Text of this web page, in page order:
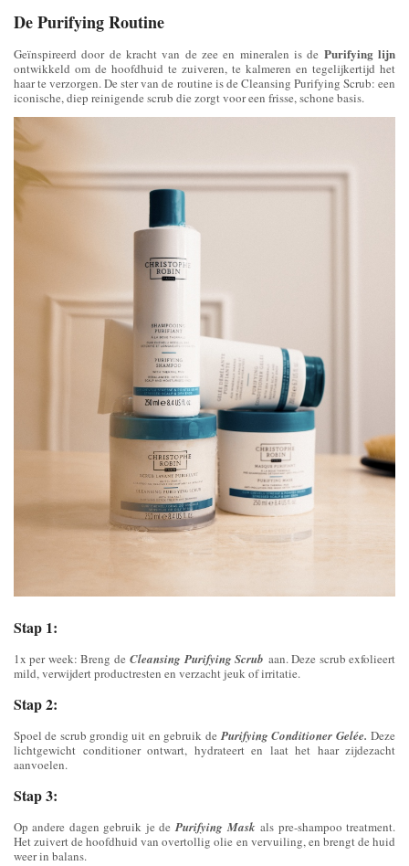
De Purifying Routine
Geïnspireerd door de kracht van de zee en mineralen is de Purifying lijn
ontwikkeld om de hoofdhuid te zuiveren, te kalmeren en tegelijkertijd het
haar te verzorgen. De ster van de routine is de Cleansing Purifying Scrub: een
iconische, diep reinigende scrub die zorgt voor een frisse, schone basis.
Stap 1:
1x per week: Breng deCleansing Purifying Scrub aan. Deze scrub exfolieert
mild, verwijdert productresten en verzacht jeuk of irritatie.
Stap 2:
Spoel de scrub grondig uit en gebruik de Purifying Conditioner Gelée. Deze
lichtgewicht conditioner ontwart, hydrateert en laat het haar zijdezacht
aanvoelen.
Stap 3:
Op andere dagen gebruik je dePurifying Maskals pre-shampoo treatment.
Het zuivert de hoofdhuid van overtollig olie en vervuiling, en brengt de huid
weer in balans.